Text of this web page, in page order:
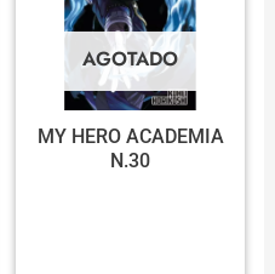
AGOTADO
MY HERO ACADEMIA
N.30